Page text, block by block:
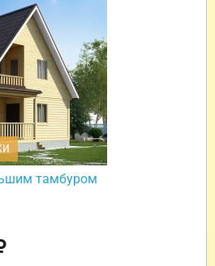
тамбуром